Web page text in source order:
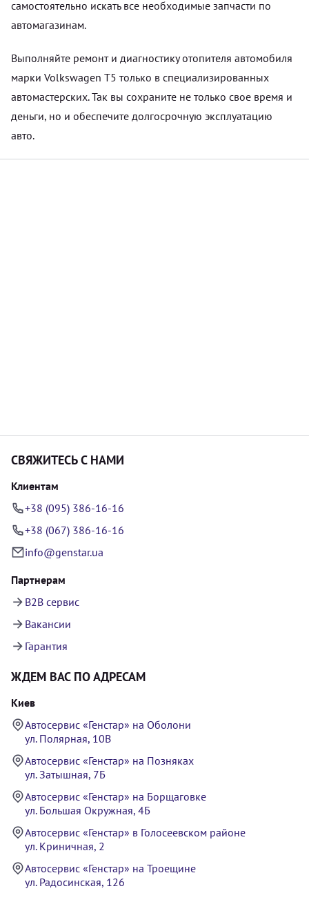
самостоятельно искать все необходимые запчасти по
автомагазинам.
Выполняйте ремонт и диагностику отопителя автомобиля
марки Volkswagen T5 только в специализированных
автомастерских. Так вы сохраните не только свое время и
деньги, но и обеспечите долгосрочную эксплуатацию
авто.
СВЯЖИТЕСЬ С НАМИ
Клиентам
+38 (095) 386-16-16
+38 (067) 386-16-16
info@genstar.ua
Партнерам
B2B сервис
Вакансии
Гарантия
ЖДЕМ ВАС ПО АДРЕСАМ
Киев
Автосервис «Генстар» на Оболони
ул. Полярная, 10В
Автосервис «Генстар» на Позняках
ул. Затышная, 7Б
Автосервис «Генстар» на Борщаговке
ул. Большая Окружная, 4Б
Автосервис «Генстар» в Голосеевском районе
ул. Криничная, 2
Автосервис «Генстар» на Троещине
ул. Радосинская, 126